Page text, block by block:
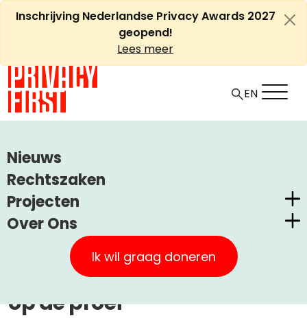
Ga
naarInschrijving Nederlandse Privacy Awards 2027
geopend!
Lees meer
Nieuws
Rechtszaken
Projecten
Nederlandse Privacy Awards
Claimstichting CUIC
PrivacyWijzer
Privacy Coalitie
Over Ons
Privacy First
Onze Successen
Kom in actie
Ik wil graag doneren
EN
LAADINFRASTRUCTUUR STELT BESCHERMING
ELEKTRICITEITSNET EN PRIVACY OP DE PROEF
Laadinfrastructuur stelt
bescherming
elektriciteitsnet en privacy
op de proef